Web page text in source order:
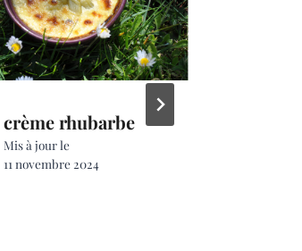
crème rhubarbe
Mis à jour le
11 novembre 2024